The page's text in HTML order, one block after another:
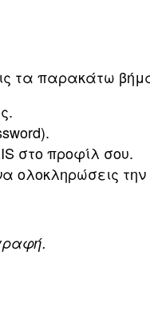
τα παρακάτω
στο προφίλ σου.
ολοκληρώσεις